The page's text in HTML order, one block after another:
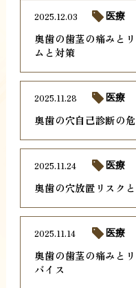
奥歯の歯茎の痛みと
ムと対策
2025.12.03 医療
奥歯の穴自己診断の
2025.11.28 医療
奥歯の穴放置リスク
2025.11.24 医療
奥歯の歯茎の痛みと
バイス
2025.11.14 医療